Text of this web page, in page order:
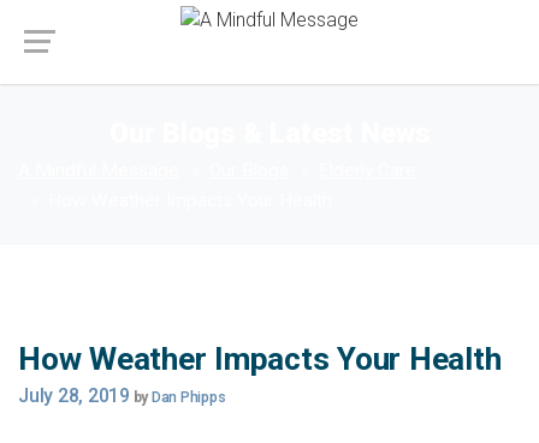
How Weather Impacts Your Health
July 28, 2019 by Dan Phipps